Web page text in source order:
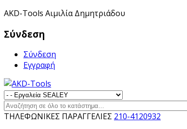
ΑKD-Tools Αιμιλία Δημητριάδου
Σύνδεση
Σύνδεση
Εγγραφή
ΤΗΛΕΦΩΝΙΚΕΣ ΠΑΡΑΓΓΕΛΙΕΣ 210-4120932